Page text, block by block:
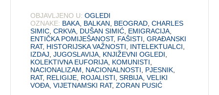
OBJAVLJENO U: OGLEDI
OZNAKE: BAKA BALKAN BEOGRAD ,CHARLES
SIMIC ,CRKVA DUŠAN SIMIĆ EMIGRACIJA
ENTIČKA POMIJEŠANOST, FAŠISTI ,GRAĐANSKI
RAT, HISTORIJSKA VAŽNOSTI INTELEKTUALCI
IZDAJ ,JUGOSLAVIJA KNJIŽEVNI OGLEDI
KOLEKTIVNA EUFORIJA KOMUNISTI
NACIONALIZAM
NACIONALNOSTI PJESNIK
RAT, RELIGIJE ROJALISTI ,SRBIJA ,VELIKI
VOĐA ,VIJETNAMSKI RAT,ZORAN PUSIĆ